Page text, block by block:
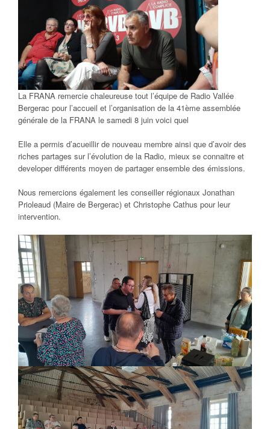
La FRANA remercie chaleureuse tout l’équipe de Radio Vallée
Bergerac pour l’accueil et l’organisation de la 41ème assemblée
générale de la FRANA le samedi 8 juin voici quel
Elle a permis d’acueillir de nouveau membre ainsi que d’avoir des
riches partages sur l’évolution de la Radio, mieux se connaitre et
developer différents moyen de partager ensemble des émissions.
Nous remercions également les conseiller régionaux Jonathan
Prioleaud (Maire de Bergerac) et Christophe Cathus pour leur
intervention.